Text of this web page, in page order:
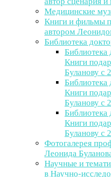
Медицинские
Книги и фильмы
автором
Библиотека
Библиотека
Книги
Буланову с
Библиотека
Книги
Буланову с
Библиотека
Книги
Буланову с
Фотогалерея
Леонида
Научные и
в Научно-